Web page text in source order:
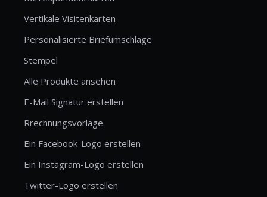
Vertikale Visitenkarten
Personalisierte Briefumschläge
Stempel
Alle Produkte ansehen
E-Mail Signatur erstellen
Rrechnungsvorlage
Ein Facebook-Logo erstellen
Ein Instagram-Logo erstellen
Twitter-Logo erstellen